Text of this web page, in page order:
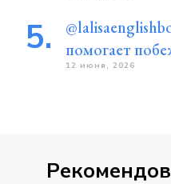
помогает
12 июня, 2026